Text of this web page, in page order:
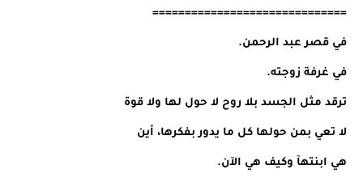
==============================
في قصر عبد الرحمن.
في غرفة زوجته.
ترقد مثل الجسد بلا روح لا حول لها ولا قوة
لا تعي بمن حولها كل ما يدور بفكرها، أين
هي ابنتهآ وكيف هي الآن.